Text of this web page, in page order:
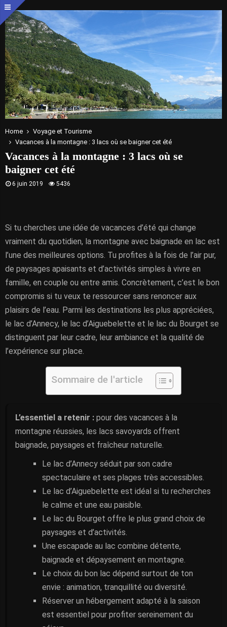
Home
Voyage et Tourisme
Vacances à la montagne : 3 lacs où se baigner cet été
Vacances à la montagne : 3 lacs où se
baigner cet été
6 juin 2019 5436
Si tu cherches une idée de vacances d’été qui change
vraiment du quotidien, la montagne avec baignade en lac est
l’une des meilleures options. Tu profites à la fois de l’air pur,
de paysages apaisants et d’activités simples à vivre en
famille, en couple ou entre amis. Concrètement, c’est le bon
compromis si tu veux te ressourcer sans renoncer aux
plaisirs de l’eau. Parmi les destinations les plus appréciées,
le lac d’Annecy, le lac d’Aiguebelette et le lac du Bourget se
distinguent par leur cadre, leur ambiance et la qualité de
l’expérience sur place.
Sommaire de l'article
L’essentiel a retenir : pour des vacances à la
montagne réussies, les lacs savoyards offrent
baignade, paysages et fraîcheur naturelle.
Le lac d’Annecy séduit par son cadre
spectaculaire et ses plages très accessibles.
Le lac d’Aiguebelette est idéal si tu recherches
le calme et une eau paisible.
Le lac du Bourget offre le plus grand choix de
paysages et d’activités.
Une escapade au lac combine détente,
baignade et dépaysement en montagne.
Le choix du bon lac dépend surtout de ton
envie : animation, tranquillité ou diversité.
Réserver un hébergement adapté à la saison
est essentiel pour profiter sereinement du